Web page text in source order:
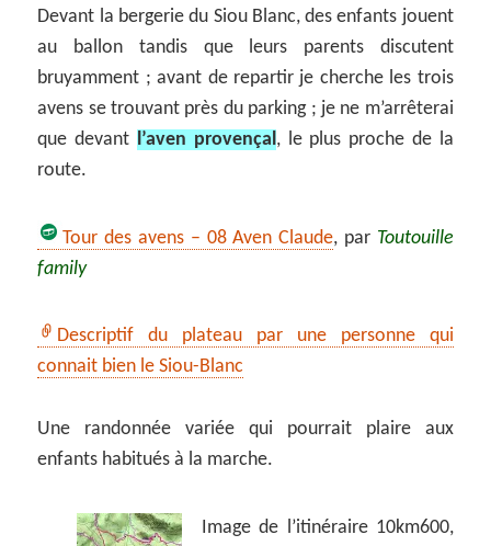
Devant la bergerie du Siou Blanc, des enfants jouent
au ballon tandis que leurs parents discutent
bruyamment ; avant de repartir je cherche les trois
avens se trouvant près du parking ; je ne m’arrêterai
que devant
l’aven provençal , le plus proche de la
route.
Tour des avens – 08 Aven Claude, par Toutouille
family
Descriptif du plateau par une personne qui
connait bien le Siou-Blanc
Une randonnée variée qui pourrait plaire aux
enfants habitués à la marche.
Image de l’itinéraire 10km600,